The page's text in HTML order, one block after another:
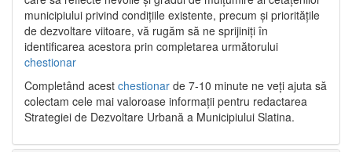
municipiului privind condițiile existente, precum și prioritățile
de dezvoltare viitoare, vă rugăm să ne sprijiniți în
identificarea acestora prin completarea următorului
chestionar
Completând acest chestionar de 7-10 minute ne veți ajuta să
colectam cele mai valoroase informații pentru redactarea
Strategiei de Dezvoltare Urbană a Municipiului Slatina.